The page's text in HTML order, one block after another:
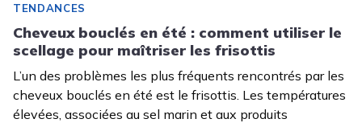
TENDANCES
Cheveux bouclés en été : comment utiliser le
scellage pour maîtriser les frisottis
L’un des problèmes les plus fréquents rencontrés par les
cheveux bouclés en été est le frisottis. Les températures
élevées, associées au sel marin et aux produits